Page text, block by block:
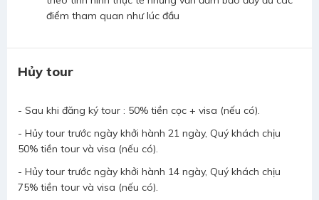
điểm tham quan như lúc đầu
Hủy tour
- Sau khi đăng ký tour : 50% tiền cọc + visa (nếu có).
- Hủy tour trước ngày khởi hành 21 ngày, Quý khách chịu
50% tiền tour và visa (nếu có).
- Hủy tour trước ngày khởi hành 14 ngày, Quý khách chịu
75% tiền tour và visa (nếu có).